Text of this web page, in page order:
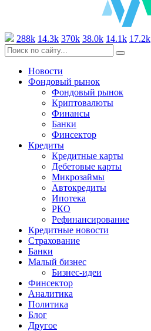
288k 14.3k 370k 38.0k 14.1k 17.2k
Новости
Фондовый рынок
Фондовый рынок
Криптовалюты
Финансы
Банки
Финсектор
Кредиты
Кредитные карты
Дебетовые карты
Микрозаймы
Автокредиты
Ипотека
РКО
Рефинансирование
Кредитные новости
Страхование
Банки
Малый бизнес
Бизнес-идеи
Финсектор
Аналитика
Политика
Блог
Другое